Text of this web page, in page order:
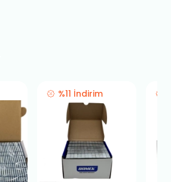
%11 İndirim